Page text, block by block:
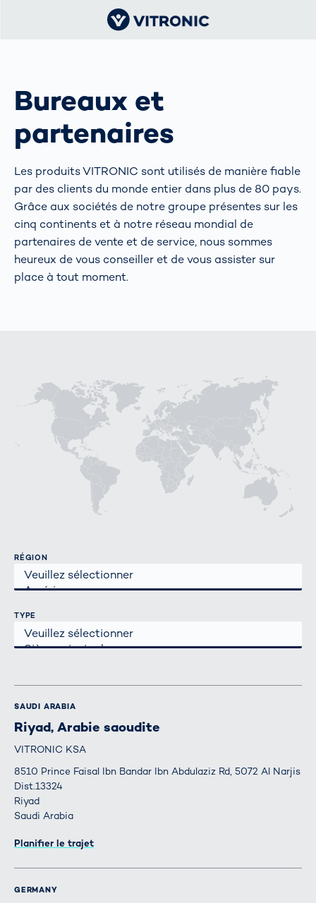
Bureaux et
partenaires
Les produits VITRONIC sont utilisés de manière fiable
par des clients du monde entier dans plus de 80 pays.
Grâce aux sociétés de notre groupe présentes sur les
cinq continents et à notre réseau mondial de
partenaires de vente et de service, nous sommes
heureux de vous conseiller et de vous assister sur
place à tout moment.
RÉGION
TYPE
SAUDI ARABIA
Riyad, Arabie saoudite
VITRONIC KSA
8510 Prince Faisal Ibn Bandar Ibn Abdulaziz Rd, 5072 Al Narjis
Dist.13324
Riyad
Saudi Arabia
Itinéraire
Planifier le trajet
GERMANY